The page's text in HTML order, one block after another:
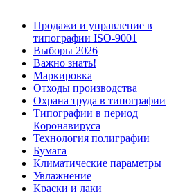
Продажи и управление в
типографии ISO-9001
Выборы 2026
Важно знать!
Маркировка
Отходы производства
Охрана труда в типографии
Типографии в период
Коронавируса
Технология полиграфии
Бумага
Климатические параметры
Увлажнение
Краски и лаки